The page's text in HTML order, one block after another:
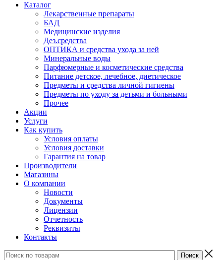
Каталог
Лекарственные препараты
БАД
Медицинские изделия
Дез.средства
ОПТИКА и средства ухода за ней
Минеральные воды
Парфюмерные и косметические средства
Питание детское, лечебное, диетическое
Предметы и средства личной гигиены
Предметы по уходу за детьми и больными
Прочее
Акции
Услуги
Как купить
Условия оплаты
Условия доставки
Гарантия на товар
Производители
Магазины
О компании
Новости
Документы
Лицензии
Отчетность
Реквизиты
Контакты